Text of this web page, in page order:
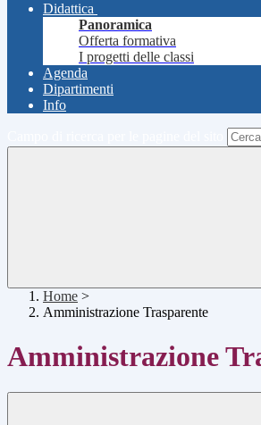
Didattica
Panoramica
Offerta formativa
I progetti delle classi
Agenda
Dipartimenti
Info
Home >
Amministrazione Trasparente
Amministrazione